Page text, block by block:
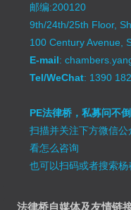
邮编:200120
9th/24th/25th Floor,
100 Century Avenue,
E-mail:
Tel/WeChat: 1390
PE法律桥，私募问不
扫描并关注下方微信公
看怎么咨询
也可以扫码或者搜索
法律桥自媒体及友情链